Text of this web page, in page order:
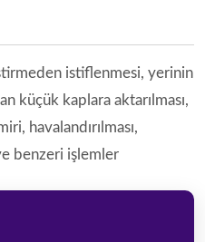
istiflenmesi, yerinin
küçük kaplara aktarılması,
havalandırılması,
benzeri işlemler